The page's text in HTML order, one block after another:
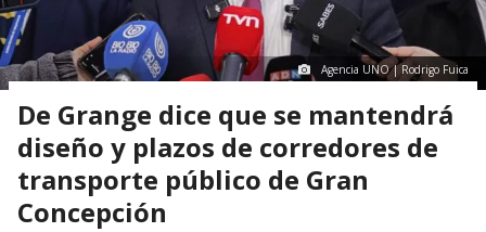
Agencia UNO | Rodrigo Fuica
De Grange dice que se mantendrá
diseño y plazos de corredores de
transporte público de Gran
Concepción